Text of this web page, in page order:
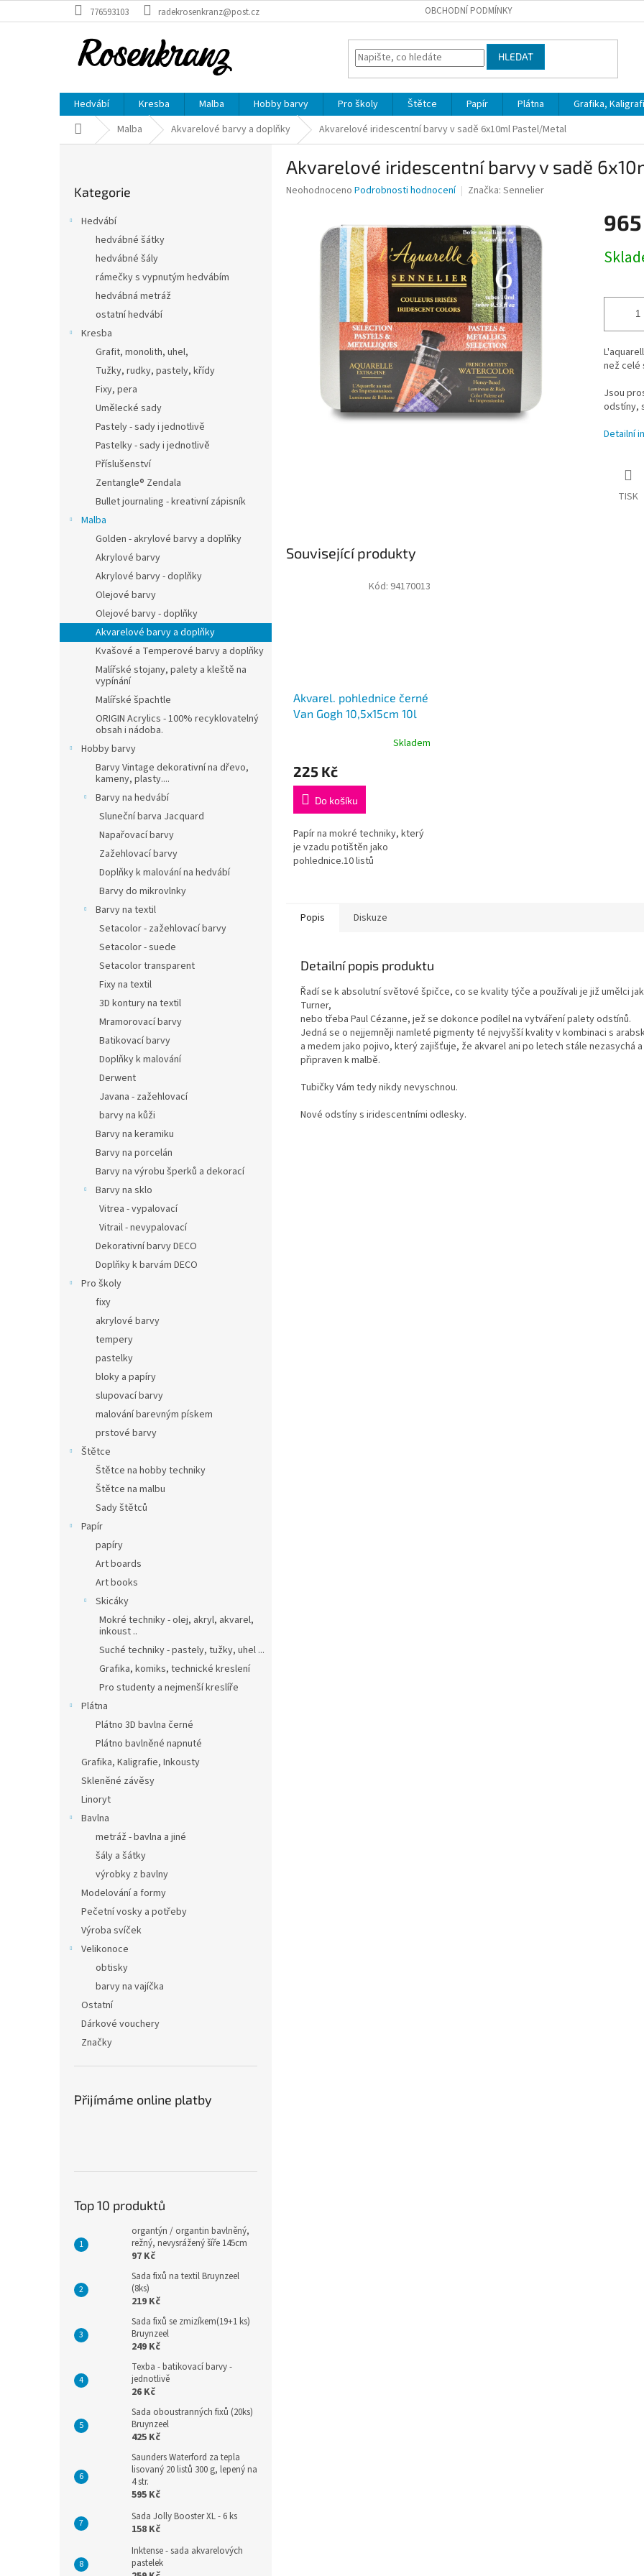
na
776593103 radekrosenkranz@post.cz OBCHODNÍ PODMÍNKY
HLEDAT
Hedvábí Kresba Malba Hobby barvy Pro školy Štětce Papír Plátna Grafika,
Domů Malba Akvarelové barvy a doplňky Akvarelové iridescentní barvy v sadě 6x10ml Pastel/Metal
kategorie
Kategorie
Hedvábí
hedvábné šátky
hedvábné šály
rámečky s vypnutým hedvábím
hedvábná metráž
ostatní hedvábí
Kresba
Grafit, monolith, uhel,
Tužky, rudky, pastely, křídy
Fixy, pera
Umělecké sady
Pastely - sady i jednotlivě
Pastelky - sady i jednotlivě
Příslušenství
Zentangle® Zendala
Bullet journaling - kreativní zápisník
Malba
Golden - akrylové barvy a doplňky
Akrylové barvy
Akrylové barvy - doplňky
Olejové barvy
Olejové barvy - doplňky
Akvarelové barvy a doplňky
Kvašové a Temperové barvy a doplňky
Malířské stojany, palety a kleště na
vypínání
Malířské špachtle
ORIGIN Acrylics - 100% recyklovatelný
obsah i nádoba.
Hobby barvy
Barvy Vintage dekorativní na dřevo,
kameny, plasty....
Barvy na hedvábí
Sluneční barva Jacquard
Napařovací barvy
Zažehlovací barvy
Doplňky k malování na hedvábí
Barvy do mikrovlnky
Barvy na textil
Setacolor - zažehlovací barvy
Setacolor - suede
Setacolor transparent
Fixy na textil
3D kontury na textil
Mramorovací barvy
Batikovací barvy
Doplňky k malování
Derwent
Javana - zažehlovací
barvy na kůži
Barvy na keramiku
Barvy na porcelán
Barvy na výrobu šperků a dekorací
Barvy na sklo
Vitrea - vypalovací
Vitrail - nevypalovací
Dekorativní barvy DECO
Doplňky k barvám DECO
Pro školy
fixy
akrylové barvy
tempery
pastelky
bloky a papíry
slupovací barvy
malování barevným pískem
prstové barvy
Štětce
Štětce na hobby techniky
Štětce na malbu
Sady štětců
Papír
papíry
Art boards
Art books
Skicáky
Mokré techniky - olej, akryl, akvarel,
inkoust ..
Suché techniky - pastely, tužky, uhel ...
Grafika, komiks, technické kreslení
Pro studenty a nejmenší kreslíře
Plátna
Plátno 3D bavlna černé
Plátno bavlněné napnuté
Grafika, Kaligrafie, Inkousty
Skleněné závěsy
Linoryt
Bavlna
metráž - bavlna a jiné
šály a šátky
výrobky z bavlny
Modelování a formy
Pečetní vosky a potřeby
Výroba svíček
Velikonoce
obtisky
barvy na vajíčka
Ostatní
Dárkové vouchery
Značky
Přijímáme online platby
Top 10 produktů
organtýn / organtin bavlněný,
režný, nevysrážený šíře 145cm
97 Kč
Sada fixů na textil Bruynzeel
(8ks)
219 Kč
Sada fixů se zmizíkem(19+1 ks)
Bruynzeel
249 Kč
Texba - batikovací barvy -
jednotlivě
26 Kč
Sada oboustranných fixů (20ks)
Bruynzeel
425 Kč
Saunders Waterford za tepla
lisovaný 20 listů 300 g, lepený na
4 str.
595 Kč
Sada Jolly Booster XL - 6 ks
158 Kč
Inktense - sada akvarelových
pastelek
Akvarelové iridescentní barvy v sadě
Průměrné
hvězdiček.
Neohodnoceno Podrobnosti hodnocení Značka: Sennelier
cena:
než celé
Jsou
odstíny,
Detailní
TISK
Související produkty
Akvarel. pohlednice černé
Van Gogh 10,5x15cm 10l
Skladem
225 Kč
Do košíku
Papír na mokré techniky, který
je vzadu potištěn jako
pohlednice.10 listů
Kód: 94170013
Popis Diskuze
Detailní popis produktu
Řadí se k absolutní světové špičce, co se kvality týče a používali je již umělci
Turner,
nebo třeba Paul Cézanne, jež se dokonce podílel na vytváření palety odstínů.
Jedná se o nejjemněji namleté pigmenty té nejvyšší kvality v kombinaci s
a medem jako pojivo, který zajišťuje, že akvarel ani po letech stále nezasychá
připraven k malbě.
Tubičky Vám tedy nikdy nevyschnou.
Nové odstíny s iridescentními odlesky.